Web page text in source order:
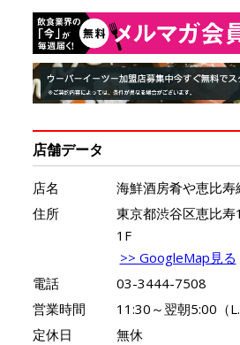
店舗データ
店名
海鮮酒房肴や恵比寿
住所
東京都渋谷区恵比
1F
>> GoogleMap見る
電話
03-3444-7508
営業時間
11:30～翌朝5:00（
定休日
無休